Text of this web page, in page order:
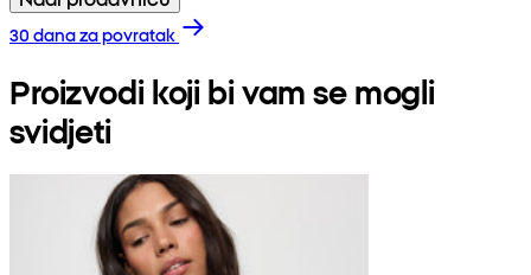
30 dana za povratak
Proizvodi koji bi vam se mogli
svidjeti